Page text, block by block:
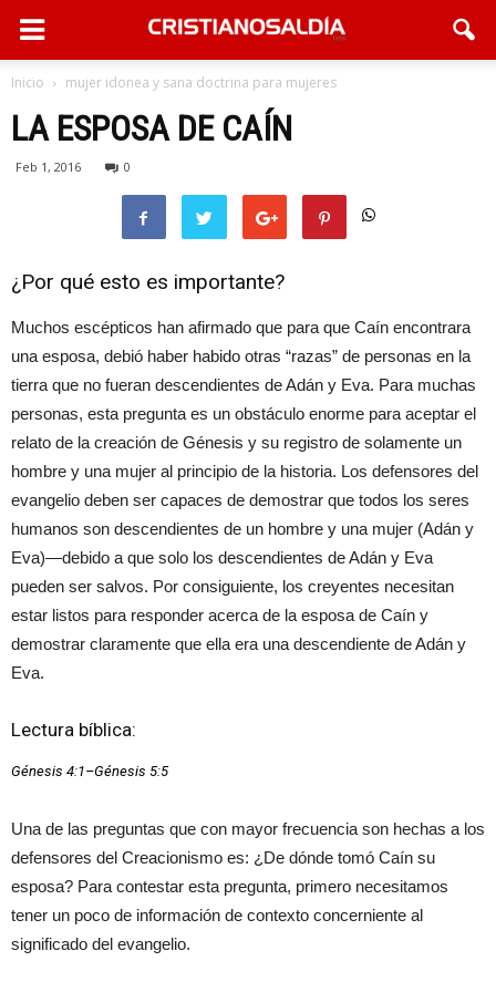
Inicio mujer idonea y sana doctrina para mujeres
LA ESPOSA DE CAÍN
Feb 1, 2016 0
¿Por qué esto es importante?
Muchos escépticos han afirmado que para que Caín encontrara
una esposa, debió haber habido otras “razas” de personas en la
tierra que no fueran descendientes de Adán y Eva. Para muchas
personas, esta pregunta es un obstáculo enorme para aceptar el
relato de la creación de Génesis y su registro de solamente un
hombre y una mujer al principio de la historia. Los defensores del
evangelio deben ser capaces de demostrar que todos los seres
humanos son descendientes de un hombre y una mujer (Adán y
Eva)—debido a que solo los descendientes de Adán y Eva
pueden ser salvos. Por consiguiente, los creyentes necesitan
estar listos para responder acerca de la esposa de Caín y
demostrar claramente que ella era una descendiente de Adán y
Eva.
Lectura bíblica:
Génesis 4:1–Génesis 5:5
Una de las preguntas que con mayor frecuencia son hechas a los
defensores del Creacionismo es: ¿De dónde tomó Caín su
esposa? Para contestar esta pregunta, primero necesitamos
tener un poco de información de contexto concerniente al
significado del evangelio.